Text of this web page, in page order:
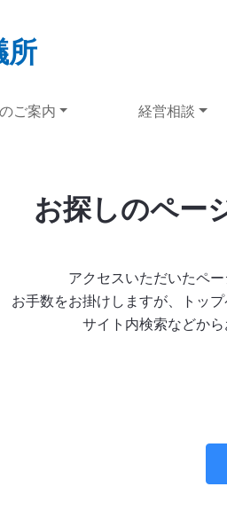
所
ご案内 経営相談
お探しのペー
アクセスいただいたペ
お手数をお掛けしますが、トッ
サイト内検索などか